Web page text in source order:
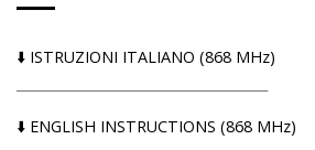
⬇️​ ISTRUZIONI ITALIANO (868 MHz)
⬇️​ ENGLISH INSTRUCTIONS (868 MHz)